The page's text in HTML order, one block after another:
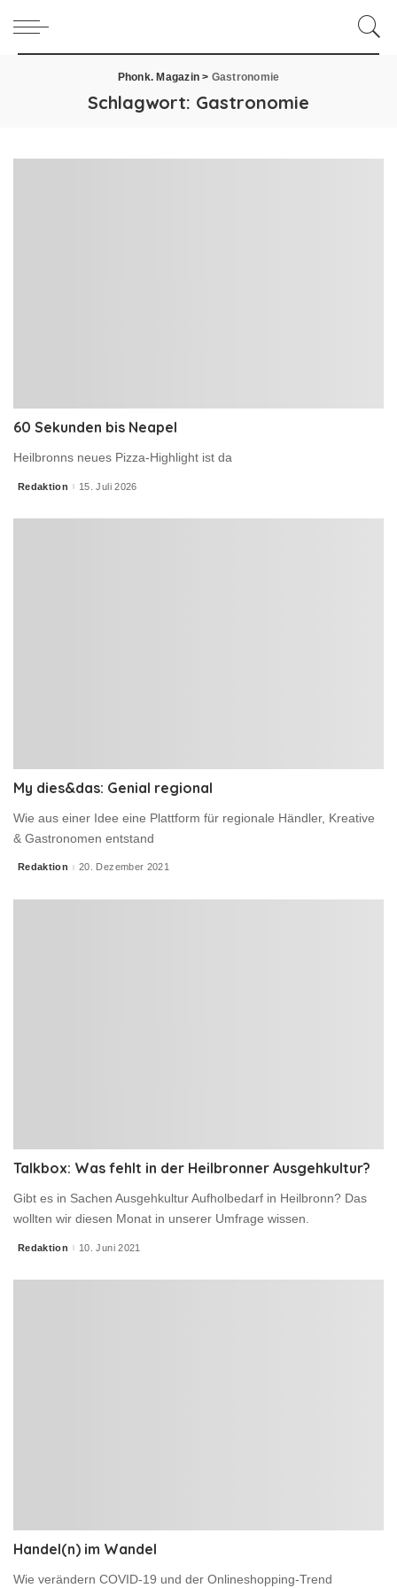
Phonk. Magazin > Gastronomie
Schlagwort: Gastronomie
60 Sekunden bis Neapel
Heilbronns neues Pizza-Highlight ist da
Posted
Redaktion 15. Juli 2026
My dies&das: Genial regional
Wie aus einer Idee eine Plattform für regionale Händler, Kreative
& Gastronomen entstand
Posted
Redaktion 20. Dezember 2021
Talkbox: Was fehlt in der Heilbronner Ausgehkultur?
Gibt es in Sachen Ausgehkultur Aufholbedarf in Heilbronn? Das
wollten wir diesen Monat in unserer Umfrage wissen.
Posted
Redaktion 10. Juni 2021
Handel(n) im Wandel
Wie verändern COVID-19 und der Onlineshopping-Trend